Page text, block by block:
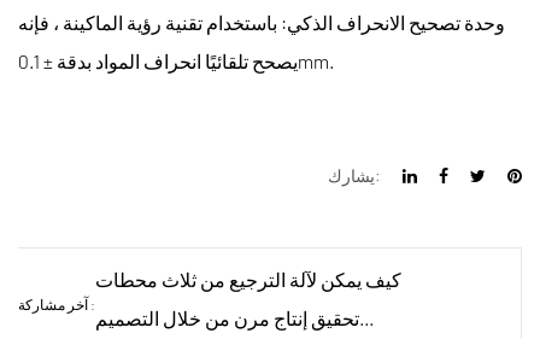
وحدة تصحيح الانحراف الذكي: باستخدام تقنية رؤية الماكينة ، فإنه
يصحح تلقائيًا انحراف المواد بدقة ± 0.1mm.
يشارك:
آخر مشاركة :
كيف يمكن لآلة الترجيع من ثلاث محطات
تحقيق إنتاج مرن من خلال التصميم